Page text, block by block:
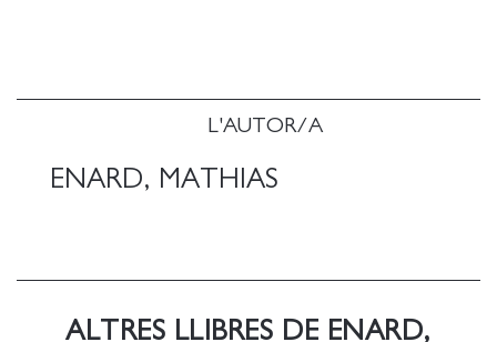
L'AUTOR/A
ENARD, MATHIAS
x02019;entrecreuament d& x02019;aquestes dues
històries & x02014;essencial i despullada, l&
x02019;altra, si bé unides totes dues per una llengua
lucidesa, entre l& x02019;esperança i la
<p "Una novel-la rica, complexa i hipnòtica". <b
ALTRES LLIBRES DE ENARD,